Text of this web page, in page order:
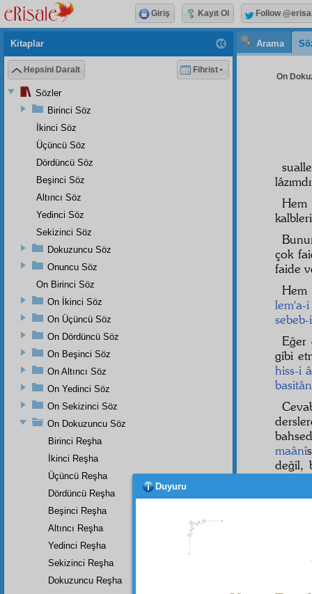
Arama
On
çok
faide
Hem
lem'a-
Eğer
gibi
hiss-i
maânî
değil,
Kitaplar
Hepsini Daralt Fihrist
Sözler
Birinci Söz
İkinci Söz
Üçüncü Söz
Dördüncü Söz
Beşinci Söz
Altıncı Söz
Yedinci Söz
Sekizinci Söz
Dokuzuncu Söz
Onuncu Söz
On Birinci Söz
On İkinci Söz
On Üçüncü Söz
On Dördüncü Söz
On Beşinci Söz
On Altıncı Söz
On Yedinci Söz
On Sekizinci Söz
On Dokuzuncu Söz
Birinci Reşha
İkinci Reşha
Üçüncü Reşha
Dördüncü Reşha
Beşinci Reşha
Altıncı Reşha
Yedinci Reşha
Sekizinci Reşha
Dokuzuncu Reşha
Giriş Kayıt Ol Follow
Duyuru